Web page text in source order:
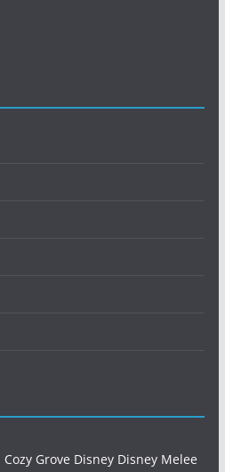
Cozy Grove Disney Disney Melee